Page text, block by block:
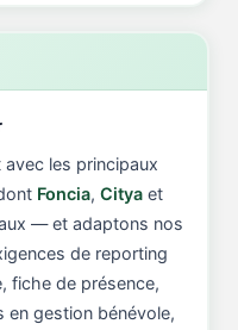
les principaux
Foncia, Cityaet
— et adaptons nos
de reporting
fiche de présence,
gestion bénévole,